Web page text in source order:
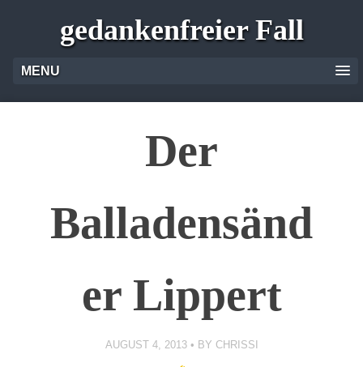
gedankenfreier Fall
MENU
Der
Balladensänd
er Lippert
AUGUST 4, 2013 BY CHRISSI